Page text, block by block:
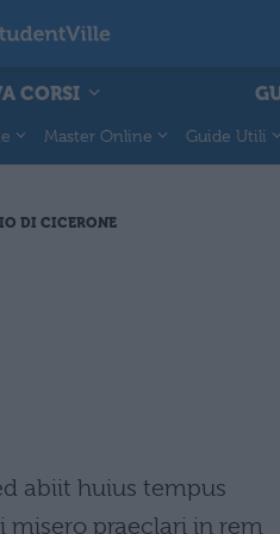
CORSI
Master Online Guide Utili
DI CICERONE
abiit huius tempus
misero praeclari in rem